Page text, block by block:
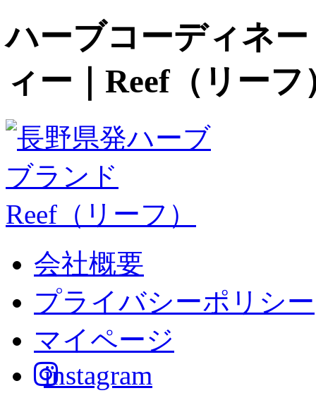
ハーブコーディネ
ィー｜Reef（リーフ
会社概要
プライバシーポリシー
マイページ
instagram